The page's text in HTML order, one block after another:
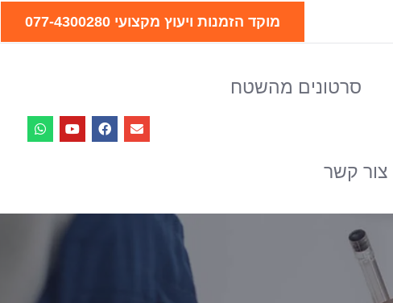
מוקד הזמנות ויעוץ מקצועי 077-4300280
סרטונים מהשטח
צור קשר